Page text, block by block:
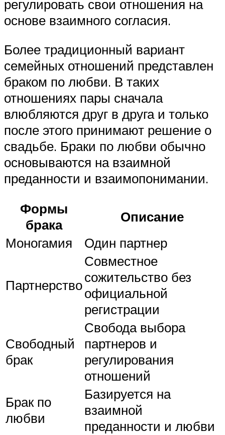
регулировать свои отношения на
основе взаимного согласия.
Более традиционный вариант
семейных отношений представлен
браком по любви. В таких
отношениях пары сначала
влюбляются друг в друга и только
после этого принимают решение о
свадьбе. Браки по любви обычно
основываются на взаимной
преданности и взаимопонимании.
Формы
брака
Описание
Моногамия
Один партнер
Партнерство
Совместное
сожительство без
официальной
регистрации
Свободный
брак
Свобода выбора
партнеров и
регулирования
отношений
Брак по
любви
Базируется на
взаимной
преданности и любви